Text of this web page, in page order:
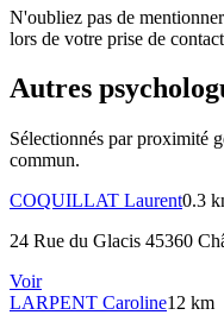
N'oubliez pas de
lors de votre prise de
Autres
Sélectionnés par proximité
commun.
COQUILLAT Laurent0.3
24 Rue du Glacis 45360
Voir
LARPENT Caroline12 km